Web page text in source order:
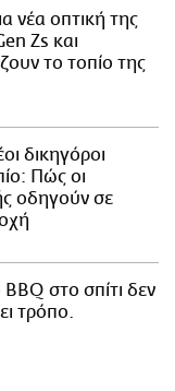
νέα οπτική της
Zs και
το τοπίο της
δικηγόροι
Πώς οι
οδηγούν σε
στο σπίτι δεν
τρόπο.